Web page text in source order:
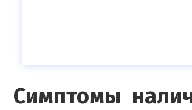
Симптомы